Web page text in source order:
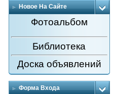
Новое На Сайте
Фотоальбом
Библиотека
Доска объявлений
Форма Входа